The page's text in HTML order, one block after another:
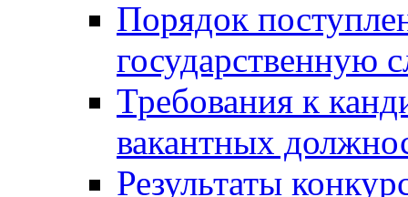
Порядок
государственную
Требования к
вакантных
Результаты